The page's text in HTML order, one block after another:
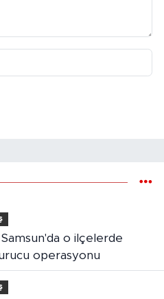
operasyonu